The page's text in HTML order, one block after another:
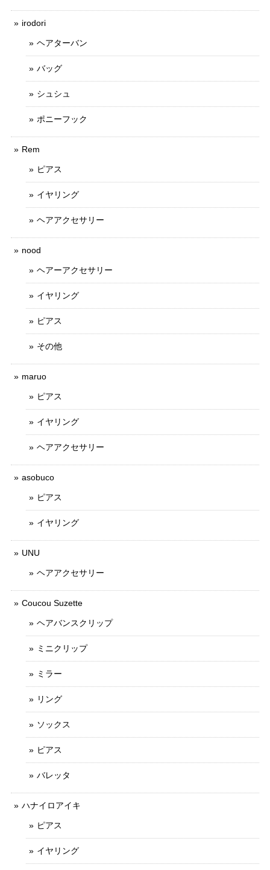
irodori
ヘアターバン
バッグ
シュシュ
ポニーフック
Rem
ピアス
イヤリング
ヘアアクセサリー
nood
ヘアーアクセサリー
イヤリング
ピアス
その他
maruo
ピアス
イヤリング
ヘアアクセサリー
asobuco
ピアス
イヤリング
UNU
ヘアアクセサリー
Coucou Suzette
ヘアバンスクリップ
ミニクリップ
ミラー
リング
ソックス
ピアス
バレッタ
ハナイロアイキ
ピアス
イヤリング